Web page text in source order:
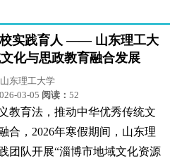
实践育人 —— 山东理工大
化与思政教育融合发展
山东理工大学
03-05 阅读： 52
育法，推动中华优秀传统文
合，2026年寒假期间，山东理
团队开展“淄博市地域文化资源